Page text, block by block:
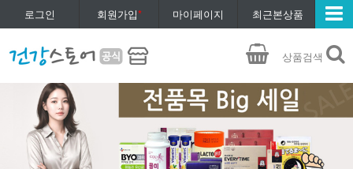
로그인 회원가입* 마이페이지 최근본상품
상품검색